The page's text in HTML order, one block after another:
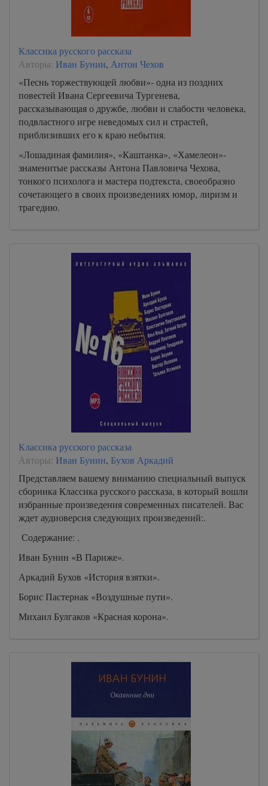
Классика русского рассказа
Авторы: Иван Бунин, Антон Чехов
«Песнь торжествующей любви»- одна из поздних
повестей Ивана Сергеевича Тургенева,
рассказывающая о дружбе, любви и слабости человека,
подвластного игре неведомых сил и страстей,
приблизивших его к краю небытия.
«Лошадиная фамилия», «Каштанка», «Хамелеон»-
знаменитые рассказы Антона Павловича Чехова,
тонкого психолога и мастера подтекста, своеобразно
сочетающего в своих произведениях юмор, лиризм и
трагедию.
Классика русского рассказа
Авторы: Иван Бунин, Бухов Аркадий
Представляем вашему вниманию специальный выпуск
сборника Классика русского рассказа, в который вошли
избранные произведения современных писателей. Вас
ждет аудиоверсия следующих произведений:.
Содержание: .
Иван Бунин «В Париже».
Аркадий Бухов «История взятки».
Борис Пастернак «Воздушные пути».
Михаил Булгаков «Красная корона».